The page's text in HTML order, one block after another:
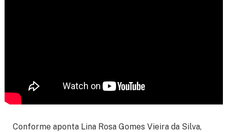
Conforme aponta Lina Rosa Gomes Vieira da Silva,